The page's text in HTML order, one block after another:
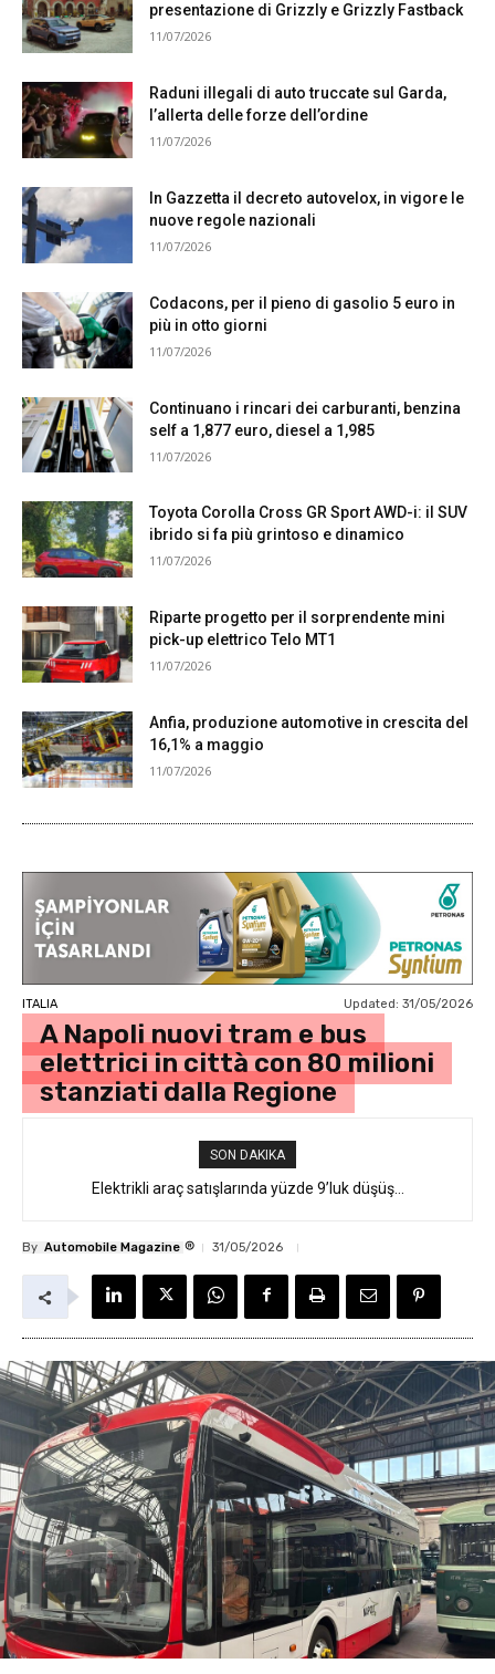
presentazione di Grizzly e Grizzly Fastback
11/07/2026
Raduni illegali di auto truccate sul Garda,
l’allerta delle forze dell’ordine
11/07/2026
In Gazzetta il decreto autovelox, in vigore le
nuove regole nazionali
11/07/2026
Codacons, per il pieno di gasolio 5 euro in
più in otto giorni
11/07/2026
Continuano i rincari dei carburanti, benzina
self a 1,877 euro, diesel a 1,985
11/07/2026
Toyota Corolla Cross GR Sport AWD-i: il SUV
ibrido si fa più grintoso e dinamico
11/07/2026
Riparte progetto per il sorprendente mini
pick-up elettrico Telo MT1
11/07/2026
Anfia, produzione automotive in crescita del
16,1% a maggio
11/07/2026